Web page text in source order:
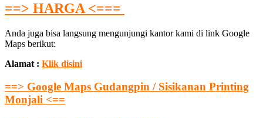
==> HARGA <===
Anda juga bisa langsung mengunjungi kantor kami di link Google
Maps berikut:
Alamat : Klik disini
==> Google Maps Gudangpin / Sisikanan Printing
Monjali <==